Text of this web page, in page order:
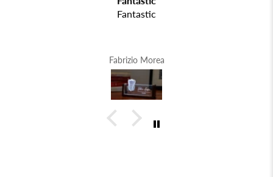
Fantastic
Fabrizio Morea